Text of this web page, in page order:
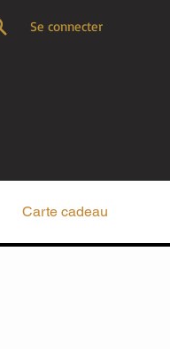
Carte cadeau
Se connecter